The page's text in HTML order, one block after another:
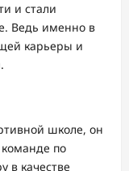
и стали
Ведь именно в
карьеры и
школе, он
по
в качестве